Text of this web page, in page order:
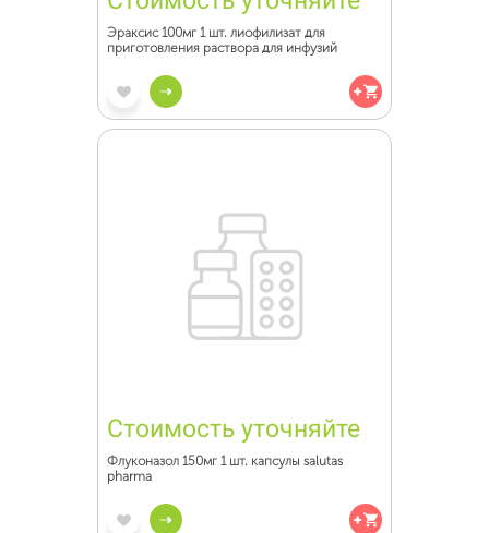
Эраксис 100мг 1 шт. лиофилизат для
приготовления раствора для инфузий
Стоимость уточняйте
Флуконазол 150мг 1 шт. капсулы salutas
pharma